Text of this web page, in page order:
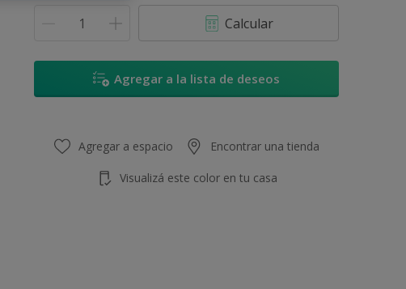
Calcular
Agregar a la lista de deseos
Agregar a espacio Encontrar una tienda
Visualizá este color en tu casa